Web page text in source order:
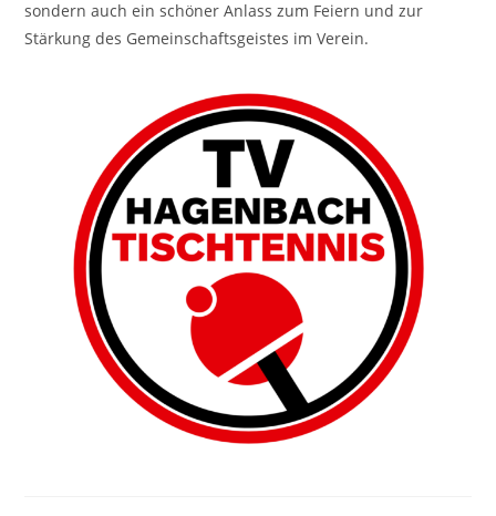
sondern auch ein schöner Anlass zum Feiern und zur
Stärkung des Gemeinschaftsgeistes im Verein.